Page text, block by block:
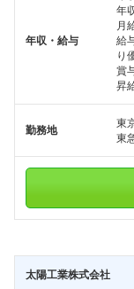
年収・給与
年
月
給
り
賞
昇
勤務地
東
東
太陽工業株式会社